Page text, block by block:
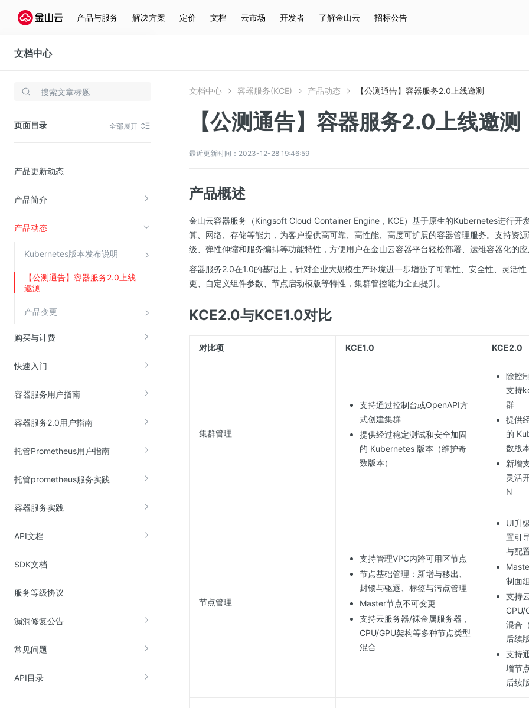
产品与服务 解决方案 定价 文档 云市场 开发者 了解金山云 招标公告
文档中心
容器服务(KCE)
页面目录 全部展开
产品更新动态
产品简介
产品动态
Kubernetes版本发布说明
【公测通告】容器服务2.0上线
邀测
产品变更
购买与计费
快速入门
容器服务用户指南
容器服务2.0用户指南
托管Prometheus用户指南
托管prometheus服务实践
容器服务实践
API文档
SDK文档
服务等级协议
漏洞修复公告
常见问题
API目录
存储与云分发
云硬盘(EBS)
在线迁移服务
视频云服务
云直播(KLS)
边缘节点计算
金山云云防火墙
大模型应用防火墙
云堡垒机
高防IP(KAD)
主机安全
Web应用防火墙(WAF)
SSL证书管理
云安全中心
欧盟数据保护条例（GDPR）
文档中心 容器服务(KCE) 产品动态 【公测通告】容器服务2.0上线邀测
【公测通告】容器服务2.0上线邀测
最近更新时间：2023-12-28 19:46:59
产品概述
金山云容器服务（Kingsoft Cloud Container Engine，KCE）基于原生的Kubernetes进行开
算、网络、存储等能力，为客户提供高可靠、高性能、高度可扩展的容器管理服务。支持资
级、弹性伸缩和服务编排等功能特性，方便用户在金山云容器平台轻松部署、运维容器化的应
容器服务2.0在1.0的基础上，针对企业大规模生产环境进一步增强了可靠性、安全性、灵活
更、自定义组件参数、节点启动模版等特性，集群管控能力全面提升。
KCE2.0与KCE1.0对比
对比项 KCE1.0 KCE2.0
集群管理
支持通过控制台或OpenAPI方
式创建集群
提供经过稳定测试和安全加固
的 Kubernetes 版本（维护奇
数版本）
除控
支持
群
提供
的
数版本
新增
灵活
N
节点管理
支持管理VPC内跨可用区节点
节点基础管理：新增与移出、
封锁与驱逐、标签与污点管理
Master节点不可变更
支持云服务器/裸金属服务器，
CPU/GPU架构等多种节点类型
混合
UI升
置引
与配
制面
支持
CPU/
混合
后续
支持
增节
后续